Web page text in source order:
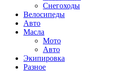
Снегоходы
Велосипеды
Авто
Масла
Мото
Авто
Экипировка
Разное